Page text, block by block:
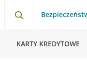
KARTY KREDYTOWE